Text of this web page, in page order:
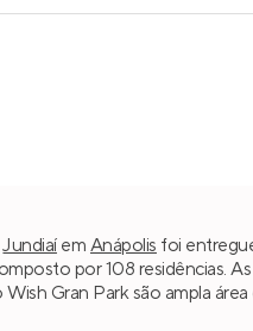
Jundiaíem Anápolis foi
por 108 residências.
Wish Gran Park são ampla